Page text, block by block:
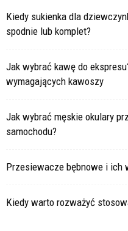
Kiedy sukienka dla
spodnie lub komplet?
Jak wybrać kawę do
wymagających kawoszy
Jak wybrać męskie okulary
samochodu?
Przesiewacze bębnowe i ich
Kiedy warto rozważyć